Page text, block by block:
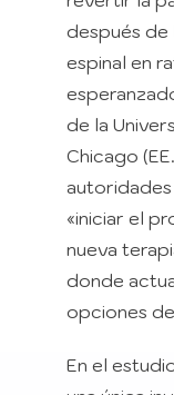
después de
espinal en
de la
Chicago
autoridades
«iniciar el
nueva
donde
opciones
En el